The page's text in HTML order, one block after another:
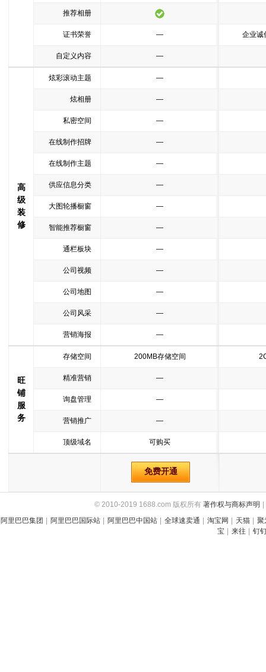
推荐相册
证书荣誉 — 企业诚
自定义内容 —
高
级
装
修
炫彩滚动主题 —
炫相册 —
私密空间 —
在线制作招牌 —
在线制作主题 —
供应信息分类 —
大图轮播橱窗 —
智能推荐橱窗 —
通栏板块 —
公司视频 —
公司地图 —
公司风采 —
营销海报 —
旺
铺
服
务
存储空间 200MB存储空间
精准营销 —
询盘管理 —
营销推广 —
顶级域名 可购买
免费开通
© 2010-2019 1688.com 版权所有 著作权与商标声明
阿里巴巴集团
阿里巴巴国际站 阿里巴巴中国站 全球速卖通 淘宝网 天猫
聚
宝
来往 钉